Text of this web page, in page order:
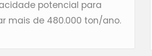
potencial para
mais de 480.000 ton/ano.